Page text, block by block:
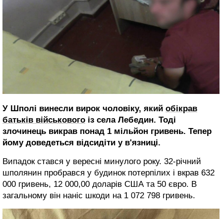
У Шполі винесли вирок чоловіку, який обікрав
батьків військового із села Лебедин. Тоді
злочинець викрав понад 1 мільйон гривень. Тепер
йому доведеться відсидіти у в'язниці.
Випадок стався у вересні минулого року. 32-річний
шполянин пробрався у будинок потерпілих і вкрав 632
000 гривень, 12 000,00 доларів США та 50 євро. В
загальному він наніс шкоди на 1 072 798 гривень.